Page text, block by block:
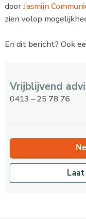
doorJasmijn
zien volop
En dit bericht? Ook
Vrijblijvend
0413 – 25 78 76